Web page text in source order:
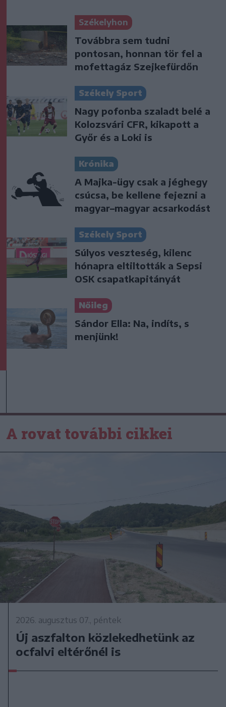
Székelyhon
Továbbra sem tudni
pontosan, honnan tör fel a
mofettagáz Szejkefürdőn
Székely Sport
Nagy pofonba szaladt belé a
Kolozsvári CFR, kikapott a
Győr és a Loki is
Krónika
A Majka-ügy csak a jéghegy
csúcsa, be kellene fejezni a
magyar–magyar acsarkodást
Székely Sport
Súlyos veszteség, kilenc
hónapra eltiltották a Sepsi
OSK csapatkapitányát
Nőileg
Sándor Ella: Na, indíts, s
menjünk!
A rovat további cikkei
2026. augusztus 07., péntek
Új aszfalton közlekedhetünk az
ocfalvi eltérőnél is